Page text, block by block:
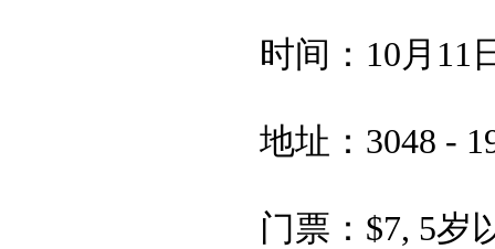
时间：10月11日
地址：3048 -
门票：$7, 5岁